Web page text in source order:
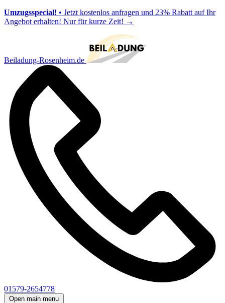
Umzugsspecial! • Jetzt kostenlos anfragen und 23% Rabatt auf Ihr
Angebot erhalten! Nur für kurze Zeit! →
Beiladung-Rosenheim.de
01579-2654778
Open main menu